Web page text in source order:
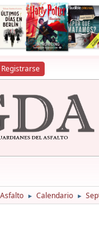
Registrarse
► Calendario ►